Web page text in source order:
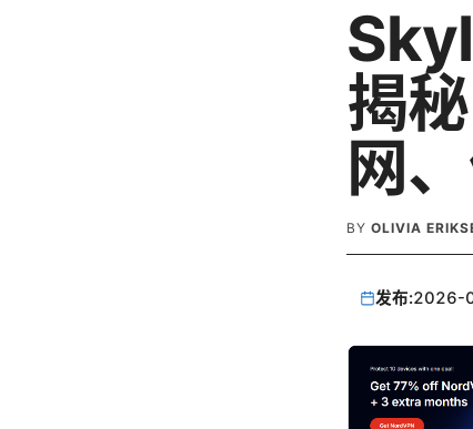
揭
网
BY OLIVIA
发布:2026-